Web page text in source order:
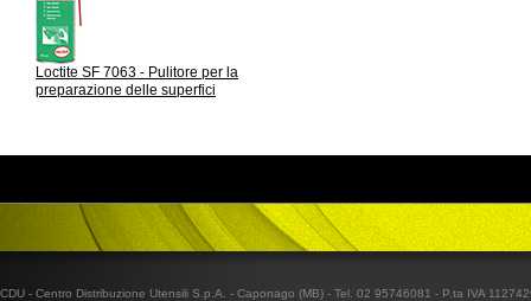
Loctite SF 7063 - Pulitore per la
preparazione delle superfici
CDU - Centro Distribuzione Utensili S.p.A. - Caponago (MB) - Tel. 02 95746081 - P.ta IVA